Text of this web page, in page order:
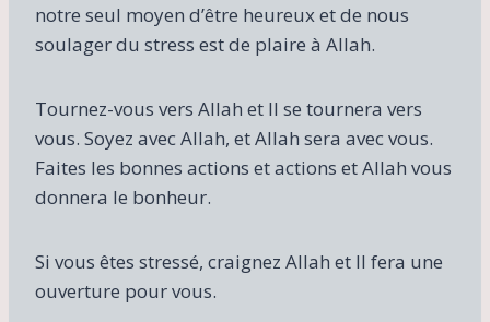
notre seul moyen d’être heureux et de nous
soulager du stress est de plaire à Allah.
Tournez-vous vers Allah et Il se tournera vers
vous. Soyez avec Allah, et Allah sera avec vous.
Faites les bonnes actions et actions et Allah vous
donnera le bonheur.
Si vous êtes stressé, craignez Allah et Il fera une
ouverture pour vous.